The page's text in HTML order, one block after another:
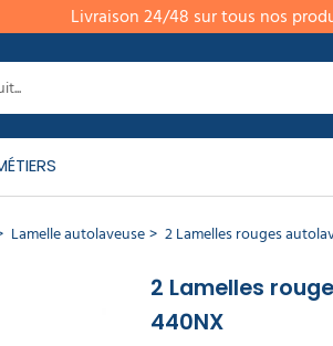
Livraison 24/48 sur tous nos
Lamelle autolaveuse 2 Lamelles rouges
2 Lamelles
440NX